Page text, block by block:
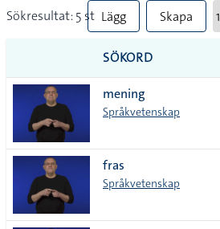
Sökresultat: 5 st Lägg
till
alla i
lista
Skapa
SÖKORD
mening
Språkvetenskap
fras
Språkvetenskap